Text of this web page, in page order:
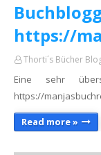
https://
Thorti´s Bücher
Eine sehr
https://
Read more »